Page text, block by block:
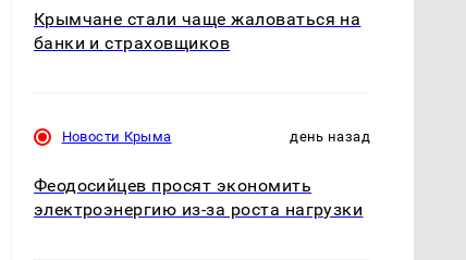
жестокое убийство
криптомиллионера
было с 1945: чего
ждать всем нам?
Крымчане стали чаще жаловаться на
банки и страховщиков
Новости Крыма день назад
Феодосийцев просят экономить
электроэнергию из-за роста нагрузки